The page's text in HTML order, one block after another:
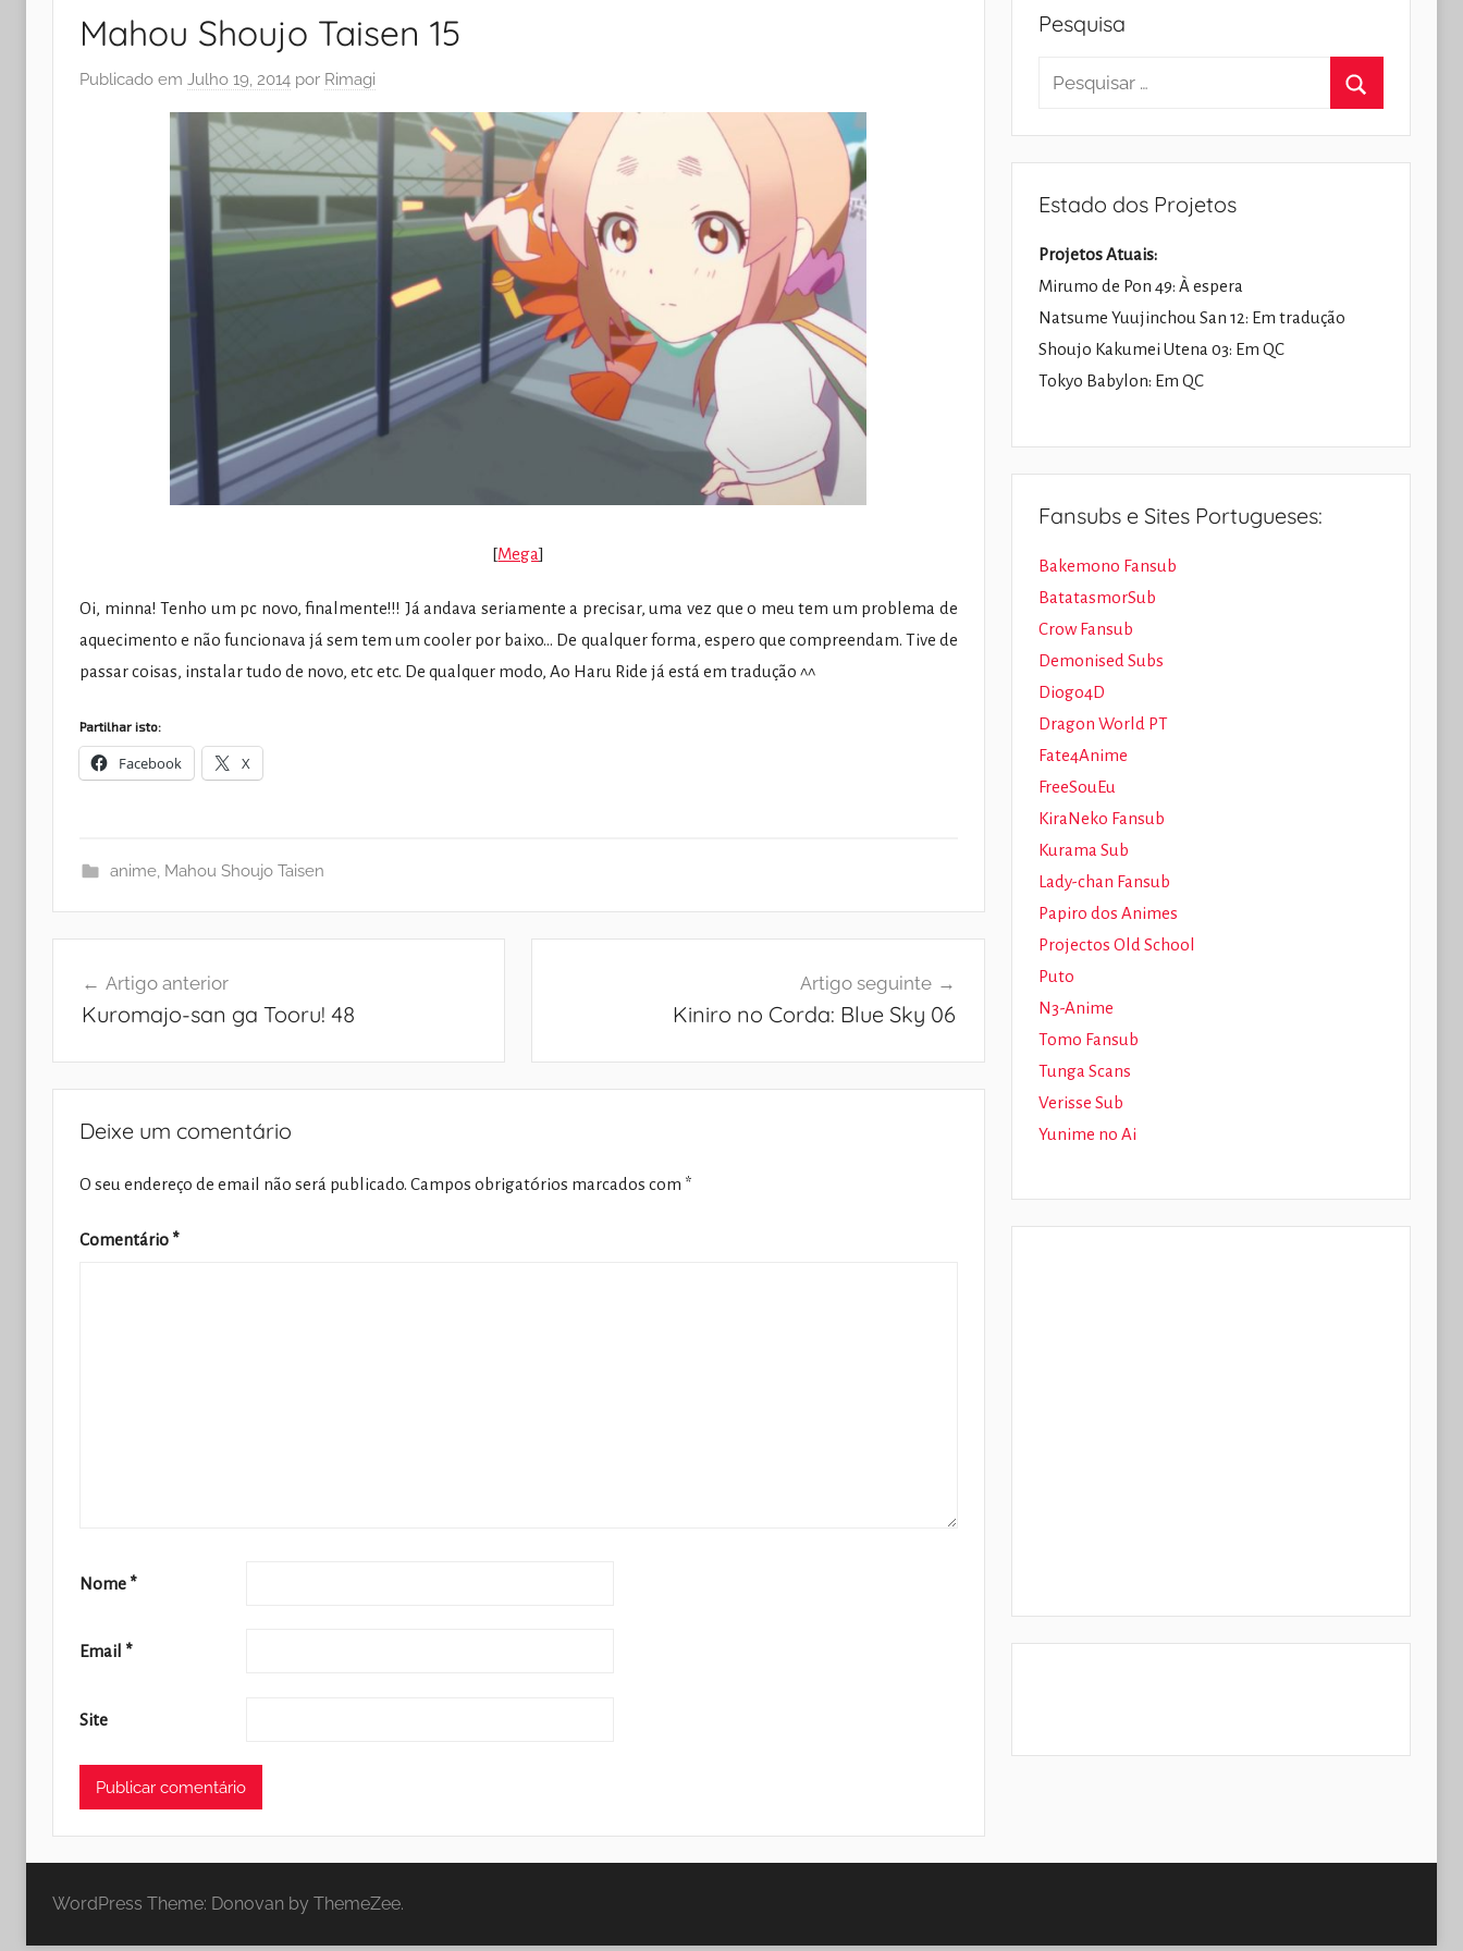
Mahou Shoujo Taisen 15
Publicado em Julho 19, 2014 por Rimagi
[Mega]
Oi, minna! Tenho um pc novo, finalmente!!! Já andava seriamente a precisar, uma vez que o meu tem um problema de
aquecimento e não funcionava já sem tem um cooler por baixo… De qualquer forma, espero que compreendam. Tive de
passar coisas, instalar tudo de novo, etc etc. De qualquer modo, Ao Haru Ride já está em tradução ^^
Partilhar isto:
Facebook X
anime, Mahou Shoujo Taisen
artigos
Artigo anterior
Kuromajo-san ga Tooru! 48
Artigo seguinte
Kiniro no Corda: Blue Sky 06
Deixe um comentário
O seu endereço de email não será publicado. Campos obrigatórios marcados com *
Comentário *
Nome *
Email *
Site
Pesquisa
Pesquisar
Estado dos Projetos
Projetos Atuais:
Mirumo de Pon 49: À espera
Natsume Yuujinchou San 12: Em tradução
Shoujo Kakumei Utena 03: Em QC
Tokyo Babylon: Em QC
Fansubs e Sites Portugueses:
Bakemono Fansub
BatatasmorSub
Crow Fansub
Demonised Subs
Diogo4D
Dragon World PT
Fate4Anime
FreeSouEu
KiraNeko Fansub
Kurama Sub
Lady-chan Fansub
Papiro dos Animes
Projectos Old School
Puto
N3-Anime
Tomo Fansub
Tunga Scans
Verisse Sub
Yunime no Ai
WordPress Theme: Donovan by ThemeZee.